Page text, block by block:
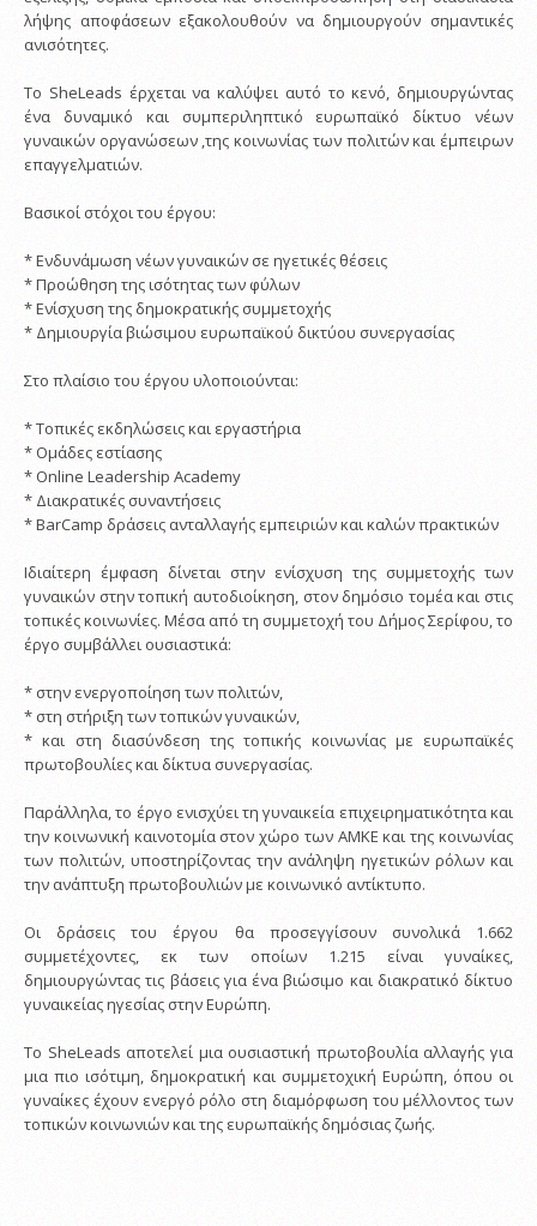
λήψης αποφάσεων εξακολουθούν να δημιουργούν σημαντικές
ανισότητες.
Το SheLeads έρχεται να καλύψει αυτό το κενό, δημιουργώντας
ένα δυναμικό και συμπεριληπτικό ευρωπαϊκό δίκτυο νέων
γυναικών οργανώσεων ,της κοινωνίας των πολιτών και έμπειρων
επαγγελματιών.
Βασικοί στόχοι του έργου:
* Ενδυνάμωση νέων γυναικών σε ηγετικές θέσεις
* Προώθηση της ισότητας των φύλων
* Ενίσχυση της δημοκρατικής συμμετοχής
* Δημιουργία βιώσιμου ευρωπαϊκού δικτύου συνεργασίας
Στο πλαίσιο του έργου υλοποιούνται:
* Τοπικές εκδηλώσεις και εργαστήρια
* Ομάδες εστίασης
* Online Leadership Academy
* Διακρατικές συναντήσεις
* BarCamp δράσεις ανταλλαγής εμπειριών και καλών πρακτικών
Ιδιαίτερη έμφαση δίνεται στην ενίσχυση της συμμετοχής των
γυναικών στην τοπική αυτοδιοίκηση, στον δημόσιο τομέα και στις
τοπικές κοινωνίες. Μέσα από τη συμμετοχή του Δήμος Σερίφου, το
έργο συμβάλλει ουσιαστικά:
* στην ενεργοποίηση των πολιτών,
* στη στήριξη των τοπικών γυναικών,
* και στη διασύνδεση της τοπικής κοινωνίας με ευρωπαϊκές
πρωτοβουλίες και δίκτυα συνεργασίας.
Παράλληλα, το έργο ενισχύει τη γυναικεία επιχειρηματικότητα και
την κοινωνική καινοτομία στον χώρο των ΑΜΚΕ και της κοινωνίας
των πολιτών, υποστηρίζοντας την ανάληψη ηγετικών ρόλων και
την ανάπτυξη πρωτοβουλιών με κοινωνικό αντίκτυπο.
Οι δράσεις του έργου θα προσεγγίσουν συνολικά 1.662
συμμετέχοντες, εκ των οποίων 1.215 είναι γυναίκες,
δημιουργώντας τις βάσεις για ένα βιώσιμο και διακρατικό δίκτυο
γυναικείας ηγεσίας στην Ευρώπη.
Το SheLeads αποτελεί μια ουσιαστική πρωτοβουλία αλλαγής για
μια πιο ισότιμη, δημοκρατική και συμμετοχική Ευρώπη, όπου οι
γυναίκες έχουν ενεργό ρόλο στη διαμόρφωση του μέλλοντος των
τοπικών κοινωνιών και της ευρωπαϊκής δημόσιας ζωής.